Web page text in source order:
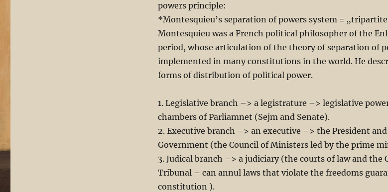
powers principle:
*Montesquieu’s separation of powers system =
Montesquieu was a French political philosopher of the
period, whose articulation of the theory of separation of
implemented in many constitutions in the world. He
forms of distribution of political power.
1. Legislative branch –> a legistrature –> legislative
chambers of Parliamnet (Sejm and Senate).
2. Executive branch –> an executive –> the President
Government (the Council of Ministers led by the prime
3. Judical branch –> a judiciary (the courts of law and the
Tribunal – can annul laws that violate the freedoms
constitution ).